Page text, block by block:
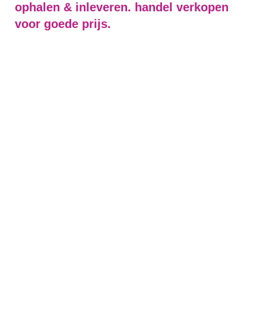
ophalen & inleveren. handel verkopen
voor goede prijs.